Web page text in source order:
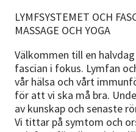
LYMFSYSTEMET OCH
MASSAGE OCH YOGA
Välkommen till en
fascian i fokus. Lymfan
vår hälsa och vårt
för att vi ska må bra.
av kunskap och senaste
Vi tittar på symtom och